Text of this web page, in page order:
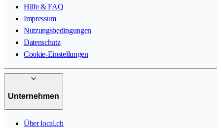
Hilfe & FAQ
Impressum
Nutzungsbedingungen
Datenschutz
Cookie-Einstellungen
Unternehmen
Über local.ch